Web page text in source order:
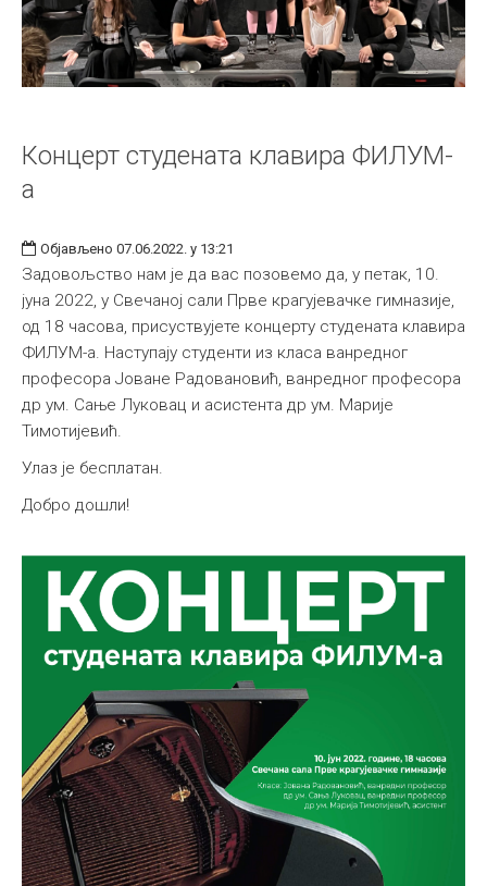
Концерт студената клавира ФИЛУМ-
а
Објављено 07.06.2022. у 13:21
Задовољство нам је да вас позовемо да, у петак, 10.
јуна 2022, у Свечаној сали Прве крагујевачке гимназије,
од 18 часова, присуствујете концерту студената клавира
ФИЛУМ-а. Наступају студенти из класа ванредног
професора Јоване Радовановић, ванредног професора
др ум. Сање Луковац и асистента др ум. Марије
Тимотијевић.
Улаз је бесплатан.
Добро дошли!